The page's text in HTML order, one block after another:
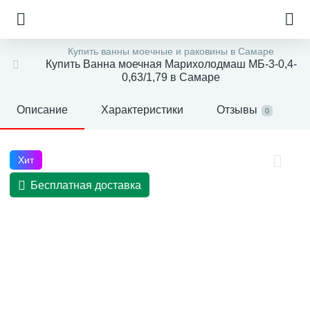
Купить ванны моечные и раковины в Самаре
Купить Ванна моечная Марихолодмаш МБ-3-0,4-
0,63/1,79 в Самаре
Описание Характеристики Отзывы 0
Хит
Бесплатная доставка